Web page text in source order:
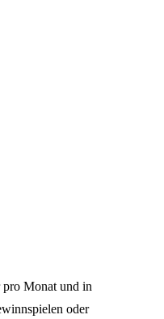
pro Monat und in
oder